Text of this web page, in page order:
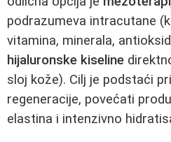
podrazumeva intracutane
vitamina, minerala,
hijaluronske kiseline
sloj kože). Cilj je podstaći
regeneracije, povećati
elastina i intenzivno